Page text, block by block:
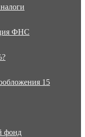
ФНС
15
фонд